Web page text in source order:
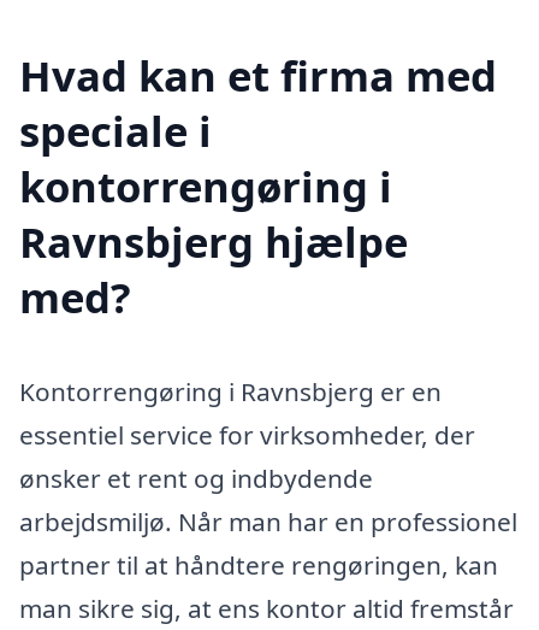
Hvad kan et firma med
speciale i
kontorrengøring i
Ravnsbjerg hjælpe
med?
Kontorrengøring i Ravnsbjerg er en
essentiel service for virksomheder, der
ønsker et rent og indbydende
arbejdsmiljø. Når man har en professionel
partner til at håndtere rengøringen, kan
man sikre sig, at ens kontor altid fremstår